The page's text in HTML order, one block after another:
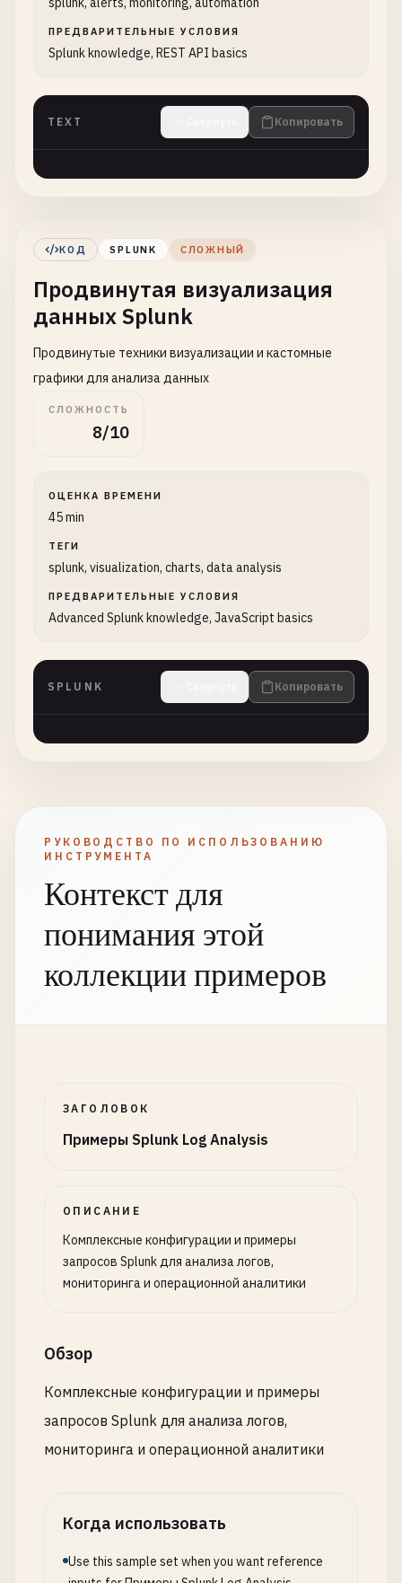
ПРЕДВАРИТЕЛЬНЫЕ УСЛОВИЯ
Splunk knowledge, REST API basics
TEXT Копировать
КОД SPLUNK СЛОЖНЫЙ
Продвинутая визуализация
данных Splunk
Продвинутые техники визуализации и кастомные
графики для анализа данных
СЛОЖНОСТЬ
8/10
ОЦЕНКА ВРЕМЕНИ
45 min
ТЕГИ
splunk, visualization, charts, data analysis
ПРЕДВАРИТЕЛЬНЫЕ УСЛОВИЯ
Advanced Splunk knowledge, JavaScript basics
SPLUNK Копировать
РУКОВОДСТВО ПО ИСПОЛЬЗОВАНИЮ
ИНСТРУМЕНТА
Контекст для
понимания этой
коллекции примеров
ЗАГОЛОВОК
Примеры Splunk Log Analysis
ОПИСАНИЕ
Комплексные конфигурации и примеры
запросов Splunk для анализа логов,
мониторинга и операционной аналитики
Обзор
Комплексные конфигурации и примеры
запросов Splunk для анализа логов,
мониторинга и операционной аналитики
Когда использовать
Use this sample set when you want reference